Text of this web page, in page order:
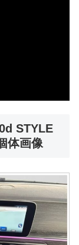
STYLE
体画像